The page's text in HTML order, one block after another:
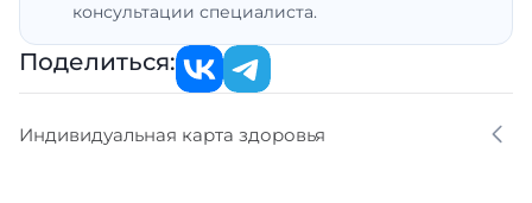
консультации специалиста.
Поделиться:
Индивидуальная карта здоровья